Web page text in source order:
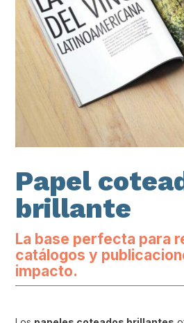
Papel
brillante
La base perfecta para
catálogos y
impacto.